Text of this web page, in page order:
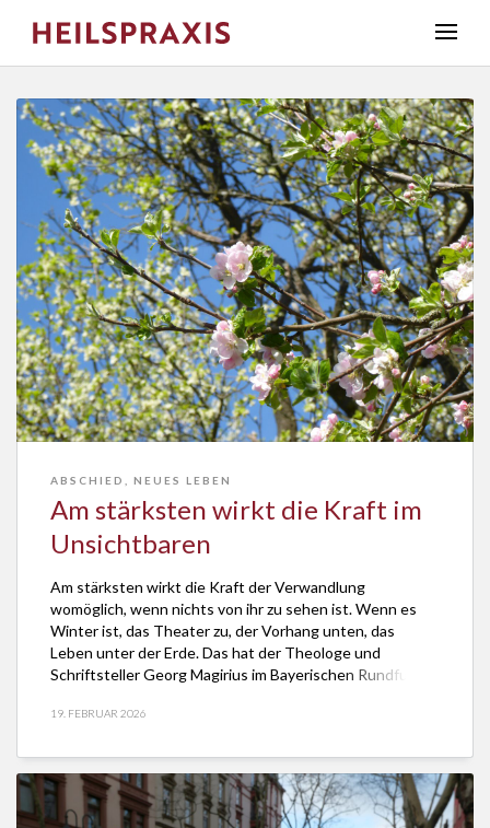
ABSCHIED NEUES LEBEN
Am stärksten wirkt die Kraft im
Unsichtbaren
Am stärksten wirkt die Kraft der Verwandlung
womöglich, wenn nichts von ihr zu sehen ist. Wenn es
Winter ist, das Theater zu, der Vorhang unten, das
Leben unter der Erde. Das hat der Theologe und
Schriftsteller Georg Magirius im Bayerischen Rundfunk
die Macht der Verwandlung hat der […]
19. FEBRUAR 2026